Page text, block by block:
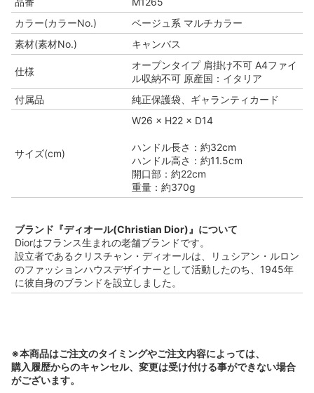
カラー(カラーNo.)
ベージュ系 マルチカラー
素材(素材No.)
キャンバス
仕様
オープンタイプ 肩掛け不可 A4ファイ
ル収納不可 原産国：イタリア
付属品
純正保護袋、ギャランティカード
サイズ(cm)
W26 × H22 × D14
ハンドル長さ：約32cm
ハンドル高さ：約11.5cm
開口部：約22cm
重量：約370g
ブランド『ディオール(Christian Dior)』について
Diorはフランス生まれの老舗ブランドです。
設立者であるクリスチャン・ディオールは、リュシアン・ルロン
のファッションハウスデザイナーとして活動したのち、1945年
に彼自身のブランドを設立しました。
※本商品はご注文のタイミングやご注文内容によっては、
購入履歴からのキャンセル、変更は受け付ける事ができない場合
がございます。